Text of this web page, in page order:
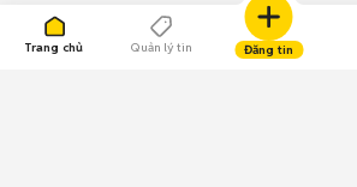
Trang chủ Quản lý tin Đăng tin